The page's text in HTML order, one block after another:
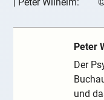
Peter
Der
und